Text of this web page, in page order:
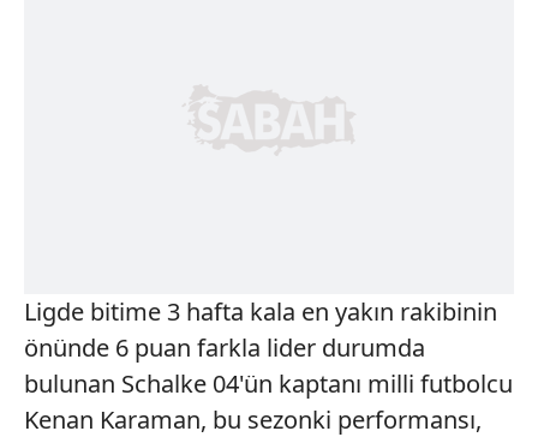
Ligde bitime 3 hafta kala en yakın rakibinin
önünde 6 puan farkla lider durumda
bulunan Schalke 04'ün kaptanı milli futbolcu
Kenan Karaman, bu sezonki performansı,